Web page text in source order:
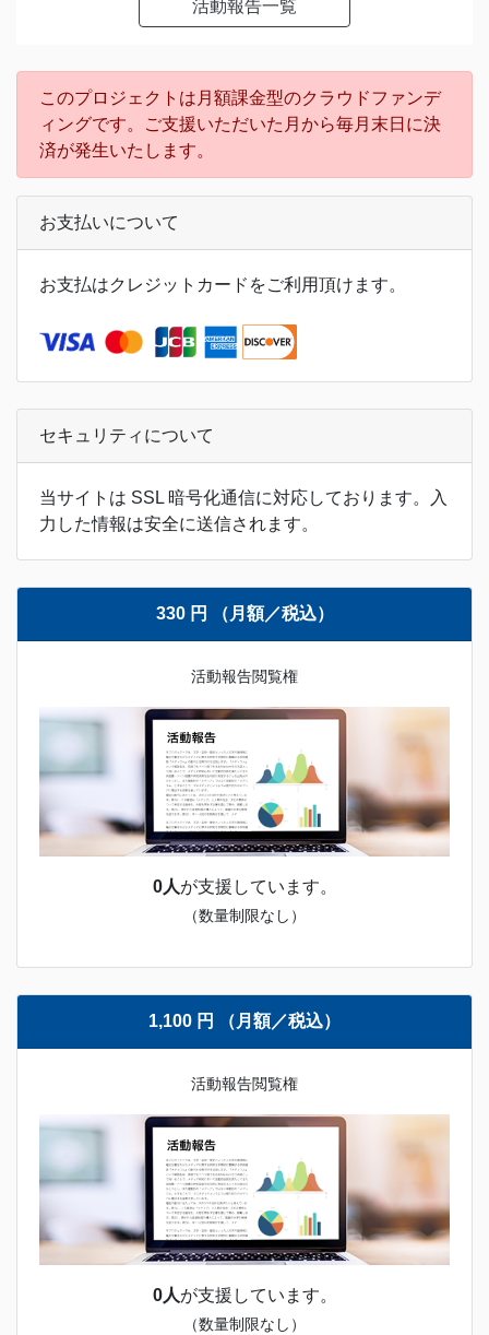
活動報告一覧
このプロジェクトは月額課金型のクラウドファンデ
ィングです。ご支援いただいた月から毎月末日に決
済が発生いたします。
お支払いについて
お支払はクレジットカードをご利用頂けます。
セキュリティについて
当サイトは SSL 暗号化通信に対応しております。入
力した情報は安全に送信されます。
330 円 （月額／税込）
活動報告閲覧権
0人が支援しています。
（数量制限なし）
1,100 円 （月額／税込）
活動報告閲覧権
0人が支援しています。
（数量制限なし）